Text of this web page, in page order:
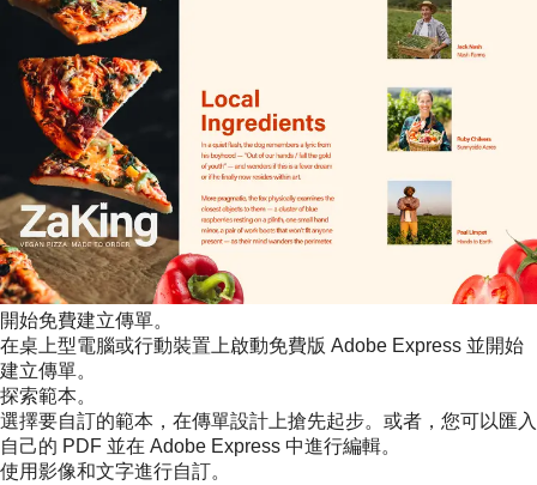
開始免費建立傳單。
在桌上型電腦或行動裝置上啟動免費版 Adobe Express 並開始
建立傳單。
探索範本。
選擇要自訂的範本，在傳單設計上搶先起步。或者，您可以匯入
自己的 PDF 並在 Adobe Express 中進行編輯。
使用影像和文字進行自訂。